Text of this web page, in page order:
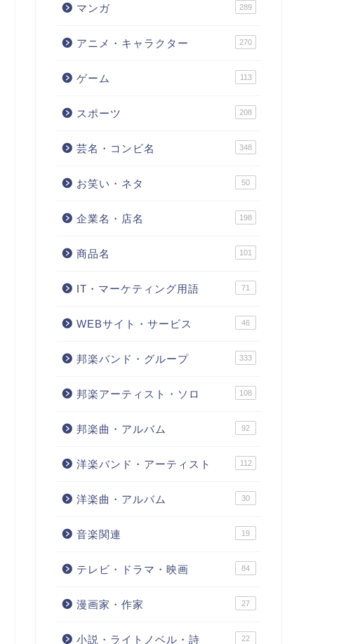
マンガ 289
アニメ・キャラクター 270
ゲーム 113
スポーツ 208
芸名・コンビ名 348
お笑い・ネタ 50
企業名・店名 198
商品名 101
IT・マーケティング用語 71
WEBサイト・サービス 46
邦楽バンド・グループ 333
邦楽アーティスト・ソロ 108
邦楽曲・アルバム 92
洋楽バンド・アーティスト 112
洋楽曲・アルバム 30
音楽関連 19
テレビ・ドラマ・映画 84
漫画家・作家 27
小説・ライトノベル・詩 22